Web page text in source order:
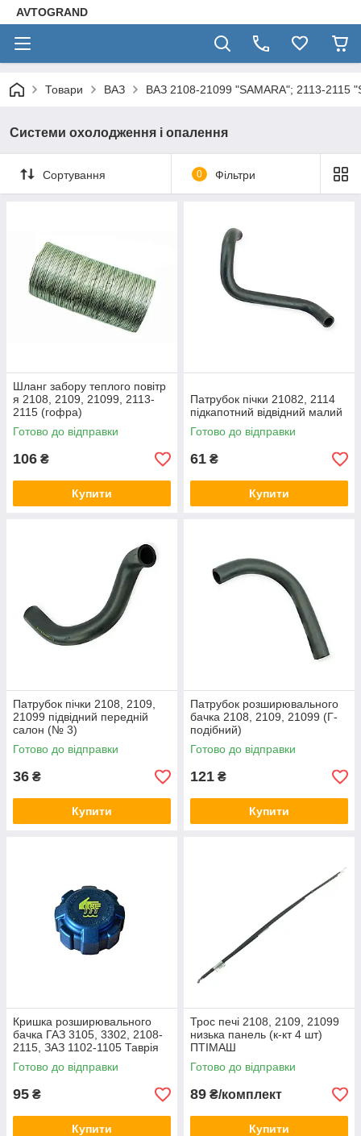
AVTOGRAND
Товари ВАЗ ВАЗ 2108-21099 "SAMARA"; 2113-2115
Системи охолодження і опалення
Сортування 0 Фільтри
Шланг забору теплого повітр
я 2108, 2109, 21099, 2113-
2115 (гофра)
Готово до відправки
106 ₴
Купити
Патрубок пічки 21082, 2114
підкапотний відвідний малий
Готово до відправки
61 ₴
Купити
Патрубок пічки 2108, 2109,
21099 підвідний передній
салон (№ 3)
Готово до відправки
36 ₴
Купити
Патрубок розширювального
бачка 2108, 2109, 21099 (Г-
подібний)
Готово до відправки
121 ₴
Купити
Кришка розширювального
бачка ГАЗ 3105, 3302, 2108-
2115, ЗАЗ 1102-1105 Таврія
пластик із клапаном чорна
UA
Готово до відправки
95 ₴
Купити
Трос печі 2108, 2109, 21099
низька панель (к-кт 4 шт)
ПТІМАШ
Готово до відправки
89 ₴/комплект
Купити